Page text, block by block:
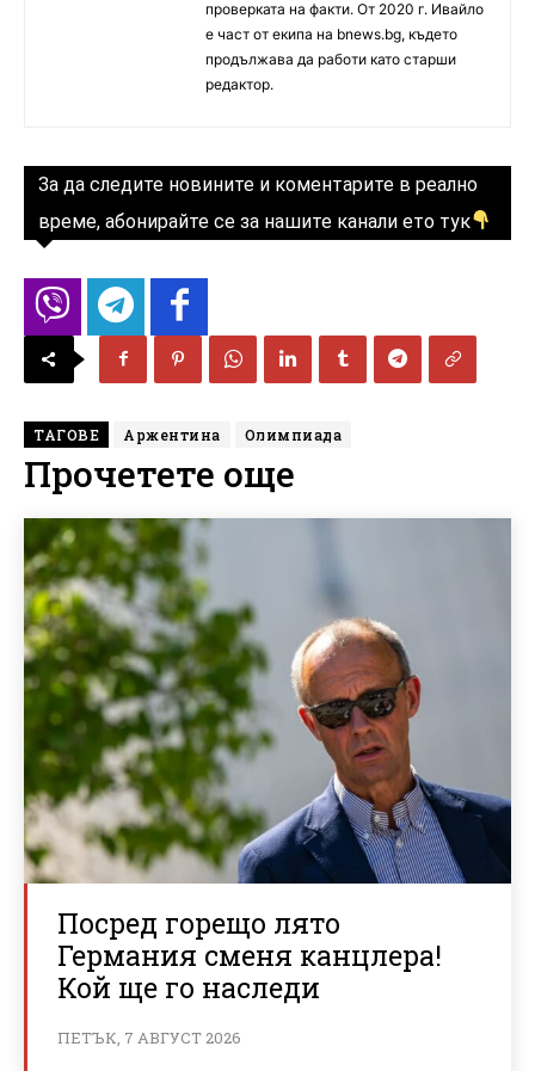
проверката на факти. От 2020 г. Ивайло
е част от екипа на bnews.bg, където
продължава да работи като старши
редактор.
За да следите новините и коментарите в реално
време, абонирайте се за нашите канали ето тук
ТАГОВЕ Аржентина Олимпиада
Прочетете още
Посред горещо лято
Германия сменя канцлера!
Кой ще го наследи
ПЕТЪК, 7 АВГУСТ 2026